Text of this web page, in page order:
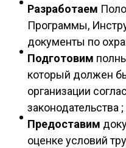
Разработаем
Программы,
документы по
Подготовим
который должен
организации
законодательства ;
Предоставим
оценке условий